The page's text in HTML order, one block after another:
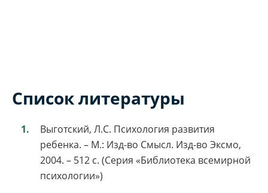
Список литературы
Выготский, Л.С. Психология развития
ребенка. – М.: Изд-во Смысл. Изд-во Эксмо,
2004. – 512 с. (Серия «Библиотека всемирной
психологии»)